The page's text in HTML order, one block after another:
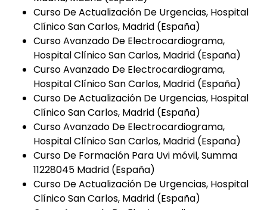
Curso De Actualización De Urgencias, Hospital
Clínico San Carlos, Madrid (España)
Curso Avanzado De Electrocardiograma,
Hospital Clínico San Carlos, Madrid (España)
Curso Avanzado De Electrocardiograma,
Hospital Clínico San Carlos, Madrid (España)
Curso De Actualización De Urgencias, Hospital
Clínico San Carlos, Madrid (España)
Curso Avanzado De Electrocardiograma,
Hospital Clínico San Carlos, Madrid (España)
Curso De Formación Para Uvi móvil, Summa
11228045 Madrid (España)
Curso De Actualización De Urgencias, Hospital
Clínico San Carlos, Madrid (España)